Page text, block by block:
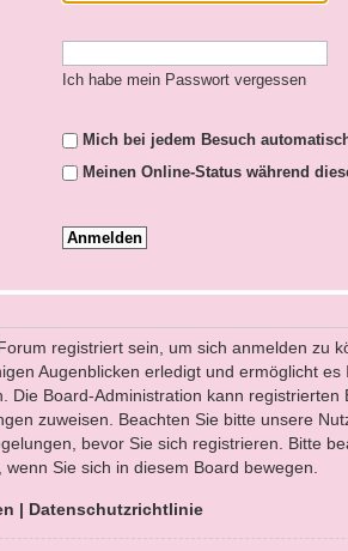
Ich habe mein Passwort vergessen
Mich bei jedem Besuch
Meinen Online-Status während
registriert sein, um sich anmelden zu
Augenblicken erledigt und ermöglicht
Die Board-Administration kann registrierten
zuweisen. Beachten Sie bitte unsere
bevor Sie sich registrieren. Bitte
Sie sich in diesem Board bewegen.
| Datenschutzrichtlinie